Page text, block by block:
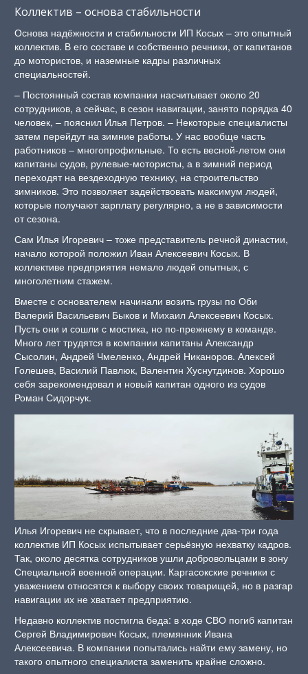
Коллектив – основа стабильности
Основа надёжности и стабильности ИП Косых – это опытный
коллектив. В его составе и собственно речники, от капитанов
до мотористов, и наземные кадры различных
специальностей.
– Постоянный состав компании насчитывает около 20
сотрудников, а сейчас, в сезон навигации, занято порядка 40
человек, – пояснил Илья Петров. – Некоторые специалисты
затем перейдут на зимние работы. У нас вообще часть
работников – многопрофильные. То есть весной-летом они
капитаны судов, рулевые-мотористы, а в зимний период
переходят на вездеходную технику, на строительство
зимников. Это позволяет задействовать максимум людей,
которые получают зарплату регулярно, а не в зависимости
от сезона.
Сам Илья Игоревич – тоже представитель речной династии,
начало которой положил Иван Алексеевич Косых. В
коллективе предприятия немало людей опытных, с
многолетним стажем.
Вместе с основателем начинали возить грузы по Оби
Валерий Васильевич Быков и Михаил Алексеевич Косых.
Пусть они и сошли с мостика, но по-прежнему в команде.
Много лет трудятся в компании капитаны Александр
Сысолин, Андрей Чмеленко, Андрей Никаноров. Алексей
Голешев, Василий Павлюк, Валентин Хуснутдинов. Хорошо
себя зарекомендовал и новый капитан одного из судов
Роман Сидорчук.
Илья Игоревич не скрывает, что в последние два-три года
коллектив ИП Косых испытывает серьёзную нехватку кадров.
Так, около десятка сотрудников ушли добровольцами в зону
Специальной военной операции. Каргасокские речники с
уважением относятся к выбору своих товарищей, но в разгар
навигации их не хватает предприятию.
Недавно коллектив постигла беда: в ходе СВО погиб капитан
Сергей Владимирович Косых, племянник Ивана
Алексеевича. В компании попытались найти ему замену, но
такого опытного специалиста заменить крайне сложно.